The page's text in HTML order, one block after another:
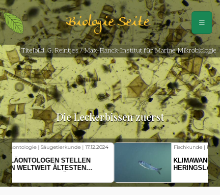
Biologie Seite
Titelbild: G. Reintjes / Max-Planck-Institut für Marine Mikrobiologie
Die Leckerbissen zuerst
Fischkunde | Klimawandel |
KLIMAWANDEL SETZT
HERINGSLARVEN UNTER